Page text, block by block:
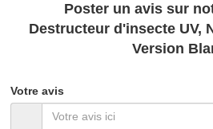
Poster un avis sur
Destructeur d'insecte UV,
Version
Votre avis